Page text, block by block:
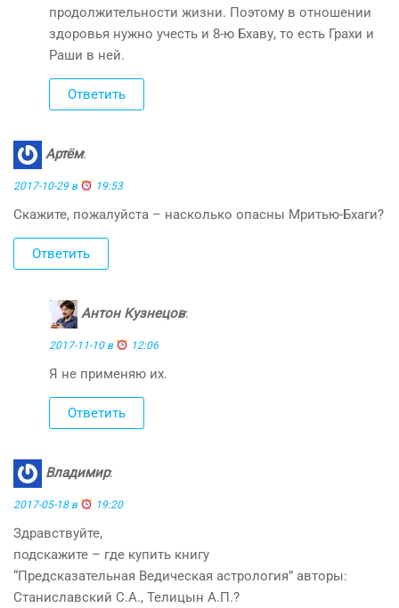
продолжительности жизни. Поэтому в отношении
здоровья нужно учесть и 8-ю Бхаву, то есть Грахи и
Раши в ней.
Ответить
Артём:
2017-10-29 в 19:53
Скажите, пожалуйста – насколько опасны Мритью-Бхаги?
Ответить
Антон Кузнецов:
2017-11-10 в 12:06
Я не применяю их.
Ответить
Владимир:
2017-05-18 в 19:20
Здравствуйте,
подскажите – где купить книгу
“Предсказательная Ведическая астрология” авторы:
Станиславский С.А., Телицын А.П.?